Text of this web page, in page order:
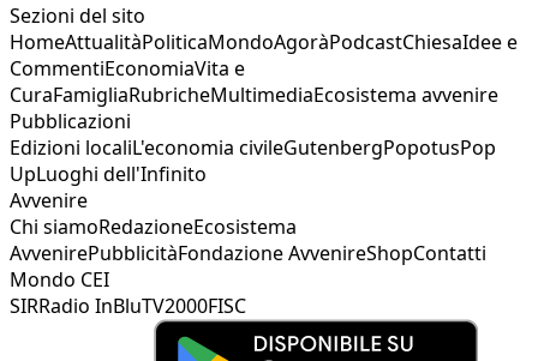
Sezioni del sito
HomeAttualitàPoliticaMondoAgoràPodcastChiesaIdee e
CommentiEconomiaVita e
CuraFamigliaRubricheMultimediaEcosistema avvenire
Pubblicazioni
Edizioni localiL'economia civileGutenbergPopotusPop
UpLuoghi dell'Infinito
Avvenire
Chi siamoRedazioneEcosistema
AvvenirePubblicitàFondazione AvvenireShopContatti
Mondo CEI
SIRRadio InBluTV2000FISC